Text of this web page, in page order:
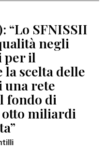
“Lo SFNISSII
negli
per il
scelta delle
una rete
fondo di
otto miliardi